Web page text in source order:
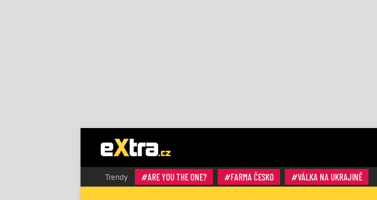
Trendy ARE YOU THE ONE? FARMA ČESKO VÁLKA NA UKRAJINĚ